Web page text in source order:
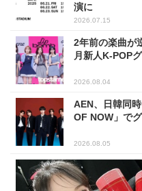
演に
2026.07.15
2年前の楽曲が
月新人K-POP
2026.08.04
AEN、日韓同
OF NOW」で
2026.08.05